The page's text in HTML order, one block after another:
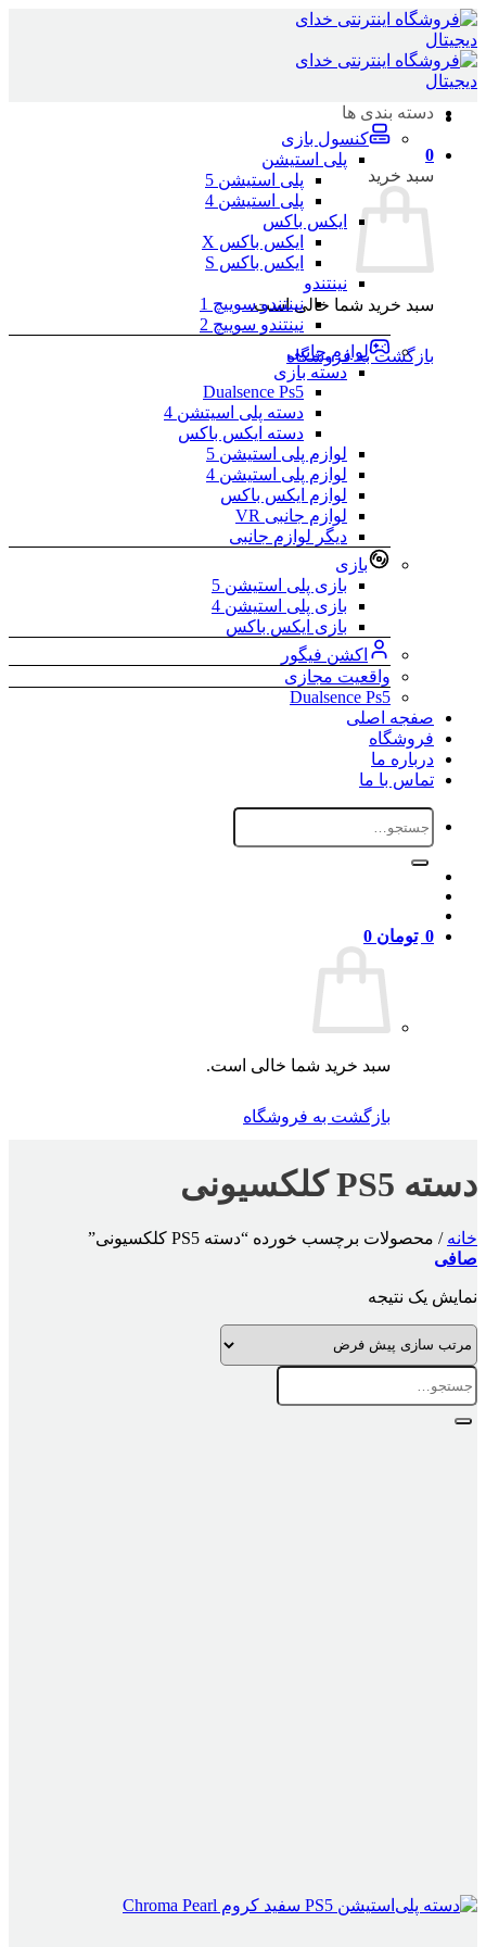
Skip
to
content
0
سبد خرید
سبد خرید شما خالی است.
بازگشت به فروشگاه
دسته بندی ها
کنسول بازی
پلی استیشن
پلی استیشن 5
پلی استیشن 4
ایکس باکس
ایکس باکس X
ایکس باکس S
نینتندو
نینتندو سوییچ 1
نینتندو سوییچ 2
لوازم جانبی
دسته بازی
Dualsence Ps5
دسته پلی اسیتشن 4
دسته ایکس باکس
لوازم پلی استیشن 5
لوازم پلی استیشن 4
لوازم ایکس باکس
لوازم جانبی VR
دیگر لوازم جانبی
بازی
بازی پلی استیشن 5
بازی پلی استیشن 4
بازی ایکس باکس
اکشن فیگور
واقعیت مجازی
Dualsence Ps5
صفجه اصلی
فروشگاه
درباره ما
تماس با ما
جستجو
برای:
0 تومان 0
سبد خرید شما خالی است.
بازگشت به فروشگاه
دسته PS5 کلکسیونی
خانه / محصولات برچسب خورده “دسته PS5 کلکسیونی”
صافی
نمایش یک نتیجه
جستجو
برای: